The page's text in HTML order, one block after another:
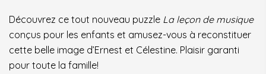
Découvrez ce tout nouveau puzzle La leçon de musique
conçus pour les enfants et amusez-vous à reconstituer
cette belle image d’Ernest et Célestine. Plaisir garanti
pour toute la famille!